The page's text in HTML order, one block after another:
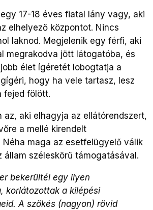
17-18 éves fiatal lány vagy, aki
elhelyező központot. Nincs
laknod. Megjelenik egy férfi, aki
megrakodva jött látogatóba, és
élet ígéretét lobogtatja a
hogy ha vele tartasz, lesz
fejed fölött.
az, aki elhagyja az ellátórendszert,
a mellé kirendelt
maga az esetfelügyelő válik
állam széleskörű támogatásával.
bekerültél egy ilyen
korlátozottak a kilépési
A szökés (nagyon) rövid